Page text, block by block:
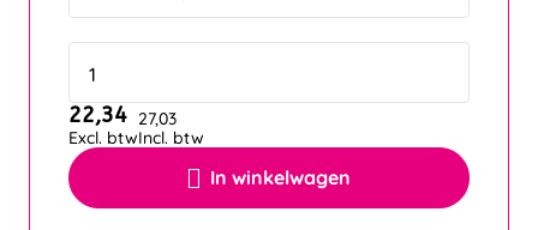
In winkelwagen
22,34
Excl. btw
27,03
Incl. btw